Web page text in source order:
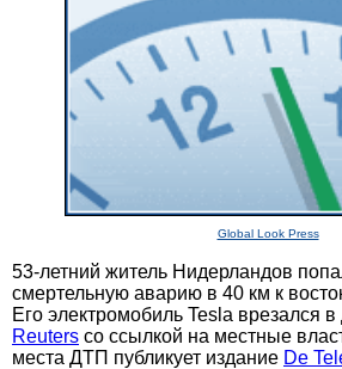
Global Look Press
53-летний житель Нидерландов
смертельную аварию в 40 км к
Его электромобиль Tesla врезался
Reuters со ссылкой на местные
места ДТП публикует издание De